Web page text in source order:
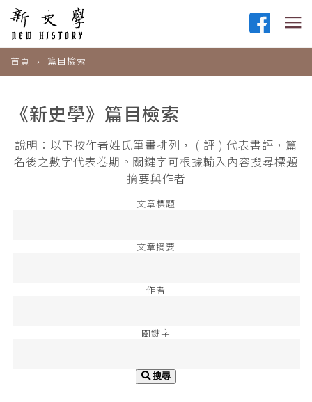
首頁 篇目檢索
《新史學》篇目檢索
說明：以下按作者姓氏筆畫排列， ( 評 ) 代表書評，篇
名後之數字代表卷期。關鍵字可根據輸入內容搜尋標題
摘要與作者
文章標題
文章摘要
作者
關鍵字
搜尋